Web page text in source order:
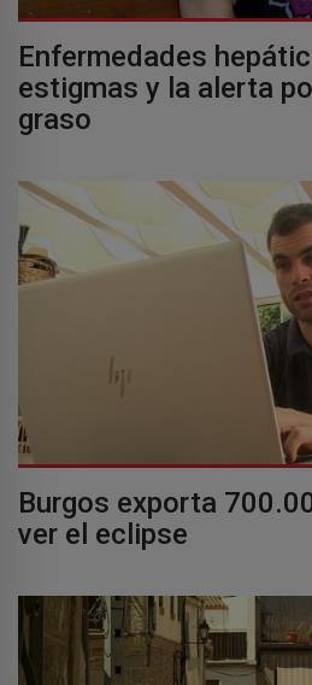
Enfermedades
estigmas y la alerta
graso
Burgos exporta
ver el eclipse